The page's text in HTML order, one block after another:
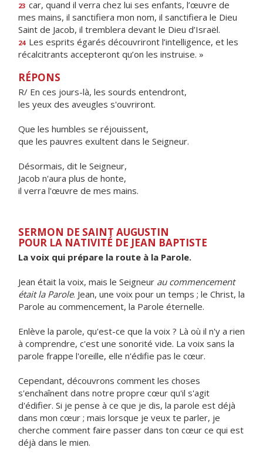
23 car, quand il verra chez lui ses enfants, l’œuvre de
mes mains, il sanctifiera mon nom, il sanctifiera le Dieu
Saint de Jacob, il tremblera devant le Dieu d’Israël.
24 Les esprits égarés découvriront l’intelligence, et les
récalcitrants accepteront qu’on les instruise. »
RÉPONS
R/ En ces jours-là, les sourds entendront,
les yeux des aveugles s'ouvriront.
Que les humbles se réjouissent,
que les pauvres exultent dans le Seigneur.
Désormais, dit le Seigneur,
Jacob n'aura plus de honte,
il verra l'œuvre de mes mains.
SERMON DE SAINT AUGUSTIN
POUR LA NATIVITÉ DE JEAN BAPTISTE
La voix qui prépare la route à la Parole.
Jean était la voix, mais le Seigneur au commencement
était la Parole. Jean, une voix pour un temps ; le Christ, la
Parole au commencement, la Parole éternelle.
Enlève la parole, qu'est-ce que la voix ? Là où il n'y a rien
à comprendre, c'est une sonorité vide. La voix sans la
parole frappe l'oreille, elle n'édifie pas le cœur.
Cependant, découvrons comment les choses
s'enchaînent dans notre propre cœur qu'il s'agit
d'édifier. Si je pense à ce que je dis, la parole est déjà
dans mon cœur ; mais lorsque je veux te parler, je
cherche comment faire passer dans ton cœur ce qui est
déjà dans le mien.